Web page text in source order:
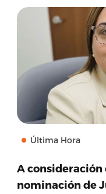
Última Hora
A consideración
nominación de